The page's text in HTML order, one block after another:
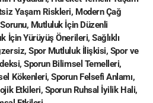
Yaşam Riskleri, Modern Çağ
, Mutluluk İçin Düzenli
İçin Yürüyüş Önerileri,Sağlıklı
,Spor Mutluluk İlişkisi, Spor ve
,Sporun Bilimsel Temelleri,
Kökenleri,Sporun Felsefi Anlamı,
Etkileri, Sporun Ruhsal İyilik Hali,